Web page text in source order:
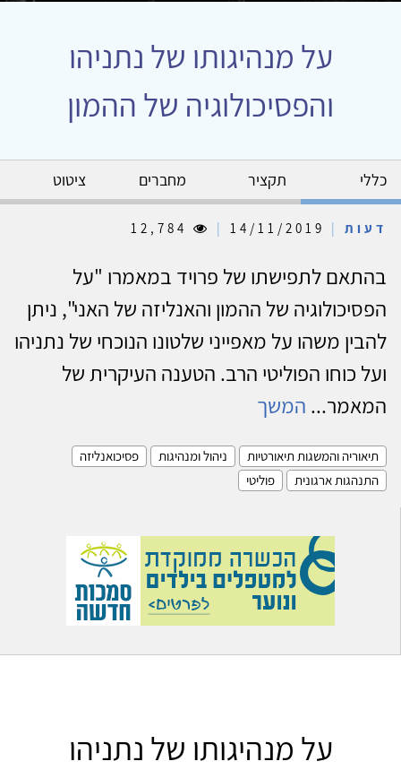
על מנהיגותו של נתניהו
והפסיכולוגיה של ההמון
כללי תקציר מחברים ציטוט
דעות |
|
בהתאם לתפישתו של פרויד במאמרו "על
הפסיכולוגיה של ההמון והאנליזה של האני", ניתן
להבין משהו על מאפייני שלטונו הנוכחי של נתניהו
ועל כוחו הפוליטי הרב. הטענה העיקרית של
המאמר... המשך
תיאוריה והמשגות תיאורטיות ניהול ומנהיגות
פסיכואנליזה
התנהגות ארגונית
פוליטי
על מנהיגותו של נתניהו